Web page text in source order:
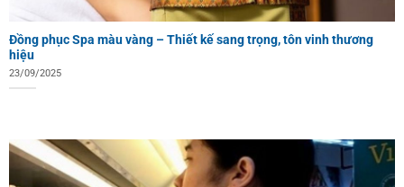
Đồng phục Spa màu vàng – Thiết kế sang trọng, tôn vinh thương
hiệu
23/09/2025